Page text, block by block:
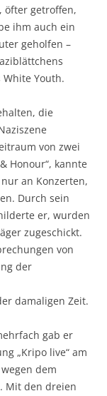
öfter getroffen,
ihm auch ein
geholfen –
White Youth.
die
von zwei
Honour“, kannte
an Konzerten,
Durch sein
er, wurden
zugeschickt.
von
der
damaligen Zeit.
gab er
„Kripo live“ am
dem
Mit den dreien